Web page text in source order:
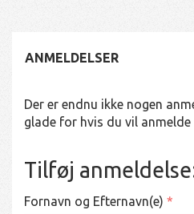
ANMELDELSER
Der er endnu ikke nogen
glade for hvis du vil
Tilføj
Fornavn og Efternavn(e)